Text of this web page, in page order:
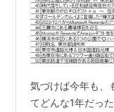
気づけば今年も、
てどんな1年だっ